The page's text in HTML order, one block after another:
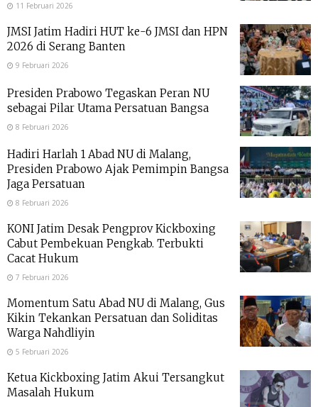
11 Februari 2026
JMSI Jatim Hadiri HUT ke-6 JMSI dan HPN
2026 di Serang Banten
9 Februari 2026
Presiden Prabowo Tegaskan Peran NU
sebagai Pilar Utama Persatuan Bangsa
8 Februari 2026
Hadiri Harlah 1 Abad NU di Malang,
Presiden Prabowo Ajak Pemimpin Bangsa
Jaga Persatuan
8 Februari 2026
KONI Jatim Desak Pengprov Kickboxing
Cabut Pembekuan Pengkab. Terbukti
Cacat Hukum
7 Februari 2026
Momentum Satu Abad NU di Malang, Gus
Kikin Tekankan Persatuan dan Soliditas
Warga Nahdliyin
5 Februari 2026
Ketua Kickboxing Jatim Akui Tersangkut
Masalah Hukum